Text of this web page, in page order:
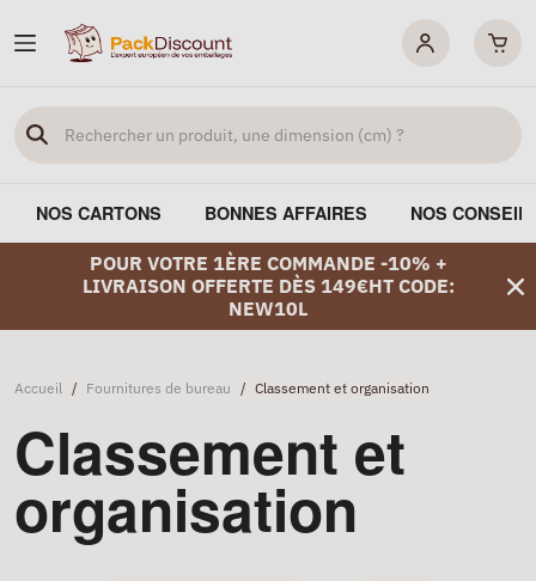
NOS CARTONS BONNES AFFAIRES NOS
POUR VOTRE 1ÈRE COMMANDE -10% +
LIVRAISON OFFERTE DÈS 149€HT CODE:
NEW10L
Accueil / Fournitures de bureau / Classement et organisation
Classement et
organisation